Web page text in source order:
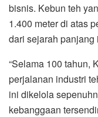
bisnis. Kebun teh
1.400 meter di atas
dari sejarah
“Selama 100 tahun,
perjalanan industri
ini dikelola
kebanggaan